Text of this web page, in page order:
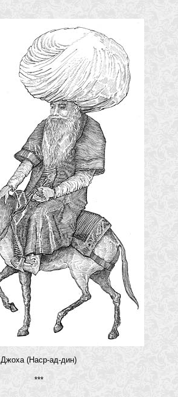
Джоха (Наср-ад-дин)
***